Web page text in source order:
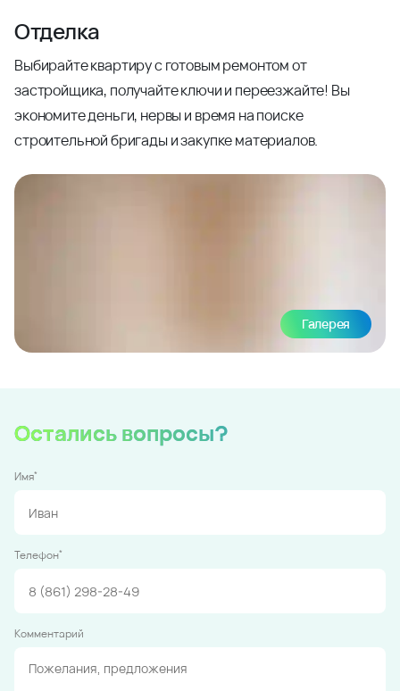
Отделка
Выбирайте квартиру с готовым ремонтом от
застройщика, получайте ключи и переезжайте! Вы
экономите деньги, нервы и время на поиске
строительной бригады и закупке материалов.
Галерея
Остались вопросы?
Имя*
Телефон*
Комментарий